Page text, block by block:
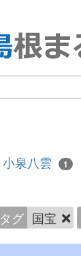
小泉八雲 1
タグ 国宝